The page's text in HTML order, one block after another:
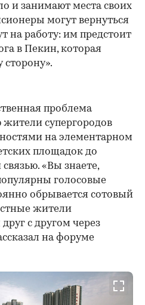
и занимают места своих
могут вернуться
на работу: им предстоит
в Пекин, которая
сторону».
проблема
жители супергородов
на элементарном
площадок до
«Вы знаете,
голосовые
обрывается сотовый
жители
с другом через
на форуме